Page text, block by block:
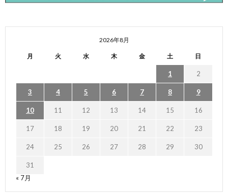
2026年8月
月 火 水 木 金 土 日
1 2
3 4 5 6 7 8 9
10 11 12 13 14 15 16
17 18 19 20 21 22 23
24 25 26 27 28 29 30
31
« 7月